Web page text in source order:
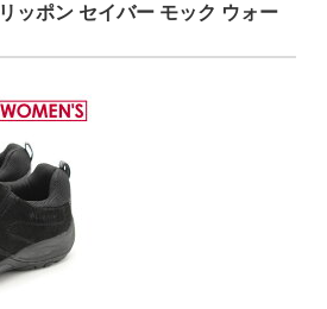
ッポン セイバー モック ウォー